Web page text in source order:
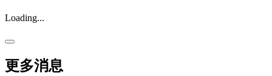
Loading...
更多消息